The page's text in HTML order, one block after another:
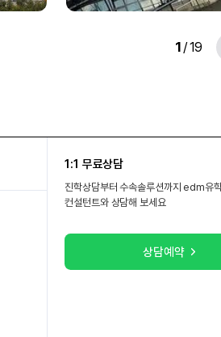
1 /19
1:1 무료상담
진학상담부터 수속솔루션까지 edm유
컨설턴트와 상담해 보세요
상담예약